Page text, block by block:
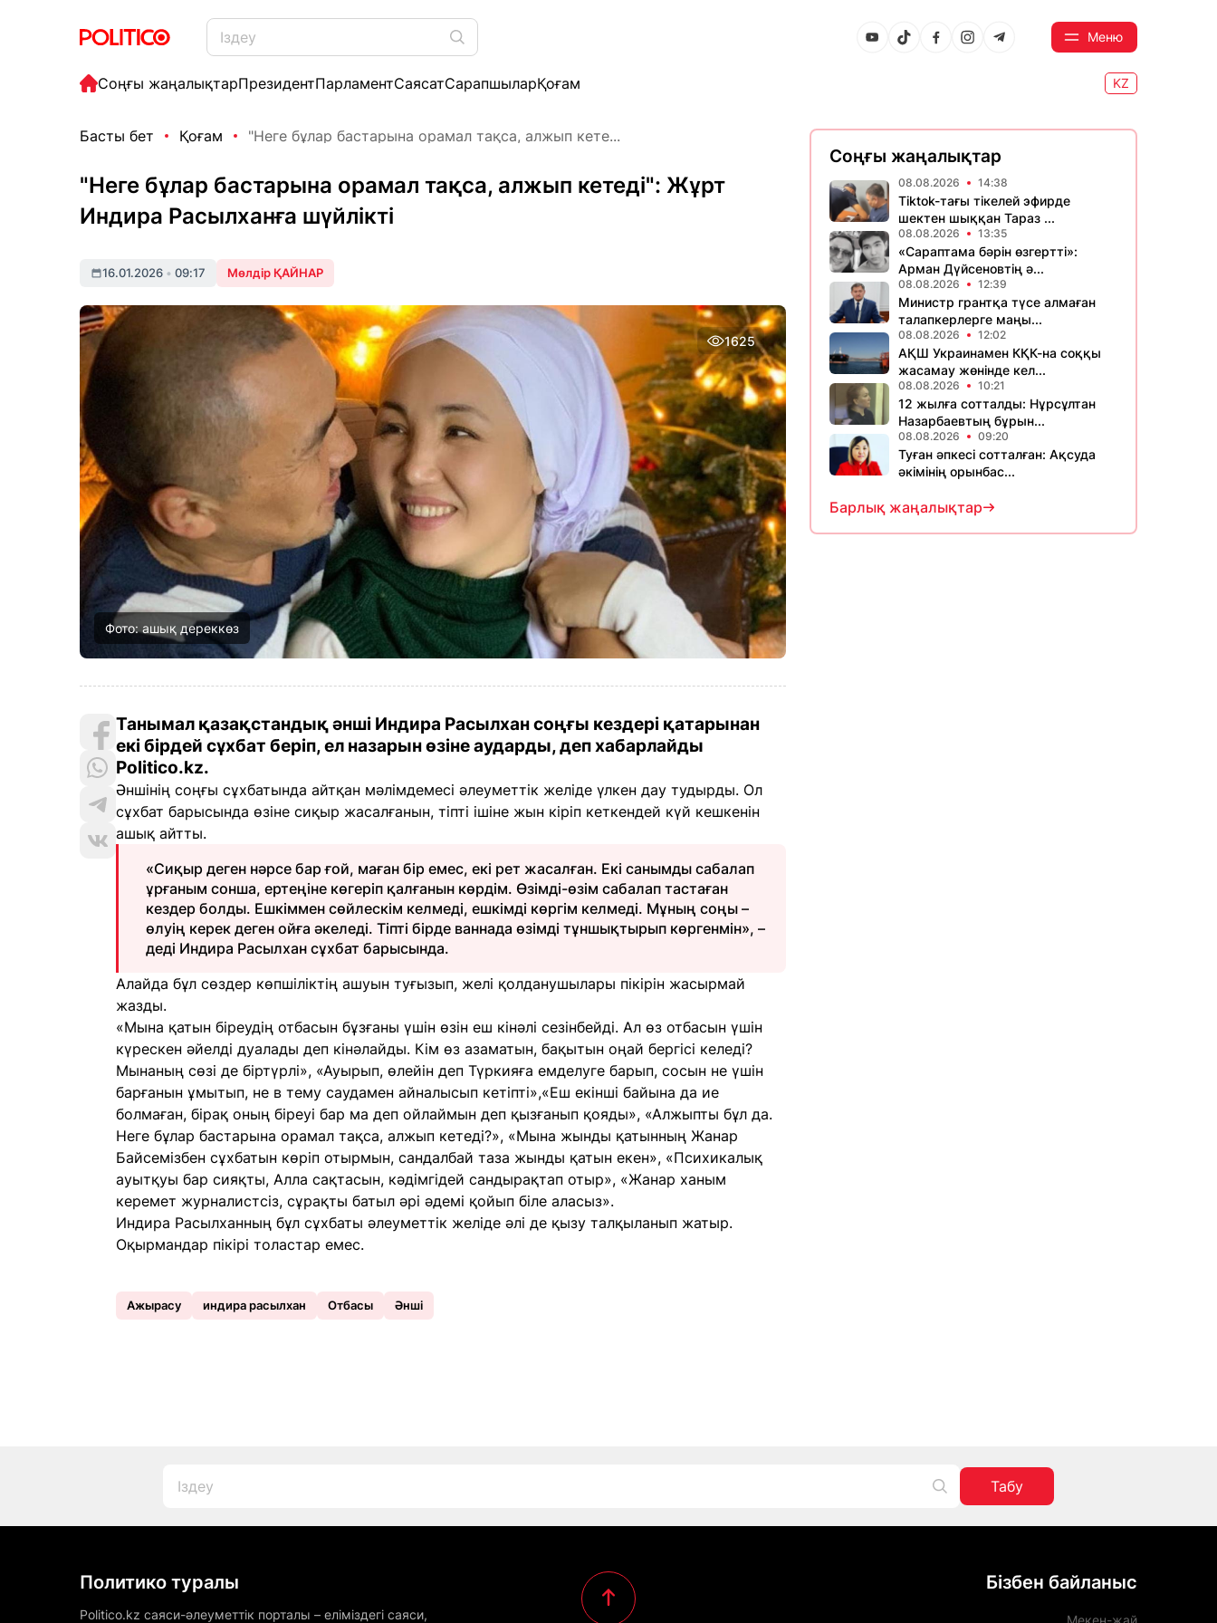
Меню
Соңғы жаңалықтарПрезидентПарламентСаясатСарапшыларҚоғам KZ
Басты бет Қоғам "Неге бұлар бастарына орамал тақса, алжып кете...
"Неге бұлар бастарына орамал тақса, алжып кетеді": Жұрт
Индира Расылханға шүйлікті
16.01.2026 • 09:17 Мөлдір ҚАЙНАР
1625
Фото: ашық дереккөз
Танымал қазақстандық әнші Индира Расылхан соңғы кездері қатарынан
екі бірдей сұхбат беріп, ел назарын өзіне аударды, деп хабарлайды
Politico.kz.
Әншінің соңғы сұхбатында айтқан мәлімдемесі әлеуметтік желіде үлкен дау тудырды. Ол
сұхбат барысында өзіне сиқыр жасалғанын, тіпті ішіне жын кіріп кеткендей күй кешкенін
ашық айтты.
«Сиқыр деген нәрсе бар ғой, маған бір емес, екі рет жасалған. Екі санымды сабалап
ұрғаным сонша, ертеңіне көгеріп қалғанын көрдім. Өзімді-өзім сабалап тастаған
кездер болды. Ешкіммен сөйлескім келмеді, ешкімді көргім келмеді. Мұның соңы –
өлуің керек деген ойға әкеледі. Тіпті бірде ваннада өзімді тұншықтырып көргенмін», –
деді Индира Расылхан сұхбат барысында.
Алайда бұл сөздер көпшіліктің ашуын туғызып, желі қолданушылары пікірін жасырмай
жазды.
«Мына қатын біреудің отбасын бұзғаны үшін өзін еш кінәлі сезінбейді. Ал өз отбасын үшін
күрескен әйелді дуалады деп кінәлайды. Кім өз азаматын, бақытын оңай бергісі келеді?
Мынаның сөзі де біртүрлі», «Ауырып, өлейін деп Түркияға емделуге барып, сосын не үшін
барғанын ұмытып, не в тему саудамен айналысып кетіпті»,«Еш екінші байына да ие
болмаған, бірақ оның біреуі бар ма деп ойлаймын деп қызғанып қояды», «Алжыпты бұл да.
Неге бұлар бастарына орамал тақса, алжып кетеді?», «Мына жынды қатынның Жанар
Байсемізбен сұхбатын көріп отырмын, сандалбай таза жынды қатын екен», «Психикалық
ауытқуы бар сияқты, Алла сақтасын, кәдімгідей сандырақтап отыр», «Жанар ханым
керемет журналистсіз, сұрақты батыл әрі әдемі қойып біле аласыз».
Индира Расылханның бұл сұхбаты әлеуметтік желіде әлі де қызу талқыланып жатыр.
Оқырмандар пікірі толастар емес.
Ажырасу индира расылхан Отбасы Әнші
Соңғы жаңалықтар
08.08.2026 14:38
Tiktok-тағы тікелей эфирде
шектен шыққан Тараз ...
08.08.2026 13:35
«Сараптама бәрін өзгертті»:
Арман Дүйсеновтің ә...
08.08.2026 12:39
Министр грантқа түсе алмаған
талапкерлерге маңы...
08.08.2026 12:02
АҚШ Украинамен КҚК-на соққы
жасамау жөнінде кел...
08.08.2026 10:21
12 жылға сотталды: Нұрсұлтан
Назарбаевтың бұрын...
08.08.2026 09:20
Туған әпкесі сотталған: Ақсуда
әкімінің орынбас...
Барлық жаңалықтар
Табу
Политико туралы
Politico.kz саяси-әлеуметтік порталы – еліміздегі саяси,
Бізбен байланыс
Мекен-жай